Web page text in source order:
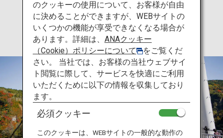
おすすめの旅
旅のアイデア
行き先
旅のお役立ち情報
九重“夢”大吊橋
のクッキーの使用について、お客様が自由
に決めることができますが、WEBサイトの
いくつかの機能が享受できなくなる場合が
あります。詳細は、 ANAクッキー
（Cookie）ポリシーについて
をご覧くだ
さい。 当社では、お客様の当社ウェブサイ
ト閲覧に際して、サービスを快適にご利用
いただくために以下の情報を収集しており
ます。
必須クッキー
このクッキーは、WEBサイトの一般的な動作の